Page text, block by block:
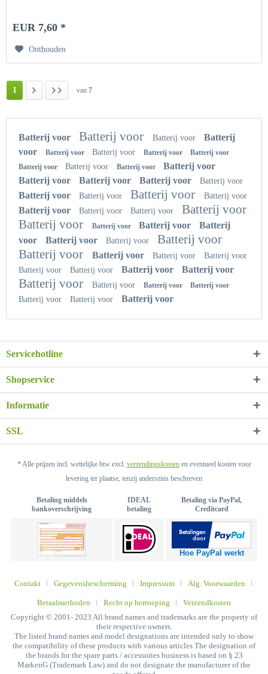
EUR 7,60 *
Onthouden
1 van 7
Batterij voor Batterij voor Batterij voor
Batterij
voor
Batterij voor Batterij voor Batterij voor
Batterij voor
Batterij voor
Batterij voor Batterij voor
Batterij voor
Batterij voor
Batterij voor Batterij voor Batterij voor
Batterij voor Batterij voor Batterij voor Batterij voor
Batterij voor Batterij voor Batterij voor
Batterij voor
Batterij voor
Batterij voor Batterij voor
Batterij
voor
Batterij voor Batterij voor
Batterij voor
Batterij voor
Batterij voor Batterij voor
Batterij voor
Batterij voor
Batterij voor Batterij voor Batterij voor
Batterij voor Batterij voor Batterij voor Batterij voor
Batterij voor Batterij voor Batterij voor
Servicehotline
Shopservice
Informatie
SSL
* Alle prijzen incl. wettelijke btw excl. verzendingskostenen eventueel kosten voor
levering ter plaatse, tenzij anderszins beschreven
Betaling middels
bankoverschrijving
IDEAL
betaling
Betaling via PayPal,
Creditcard
Hoe PayPal werkt
Contakt Gegevensbescherming Impressum Alg. Voorwaarden
Betaalmethoden Recht op herroeping
Verzendkosten
Copyright © 2001- 2023 All brand names and trademarks are the property of
their respective owners.
The listed brand names and model designations are intended only to show
the compatibility of these products with various articles The designation of
the brands for the spare parts / accessories business is based on § 23
MarkenG (Trademark Law) and do not designate the manufacturer of the